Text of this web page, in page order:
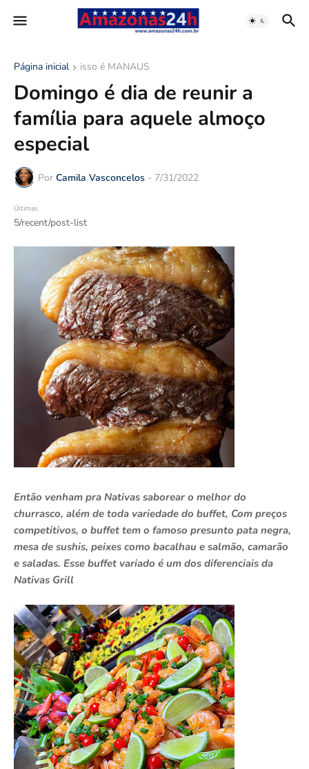
Página inicial isso é MANAUS
Domingo é dia de reunir a
família para aquele almoço
especial
Por Camila Vasconcelos - 7/31/2022
Últimas
5/recent/post-list
Então venham pra Nativas saborear o melhor do
churrasco, além de toda variedade do buffet, Com preços
competitivos, o buffet tem o famoso presunto pata negra,
mesa de sushis, peixes como bacalhau e salmão, camarão
e saladas. Esse buffet variado é um dos diferenciais da
Nativas Grill